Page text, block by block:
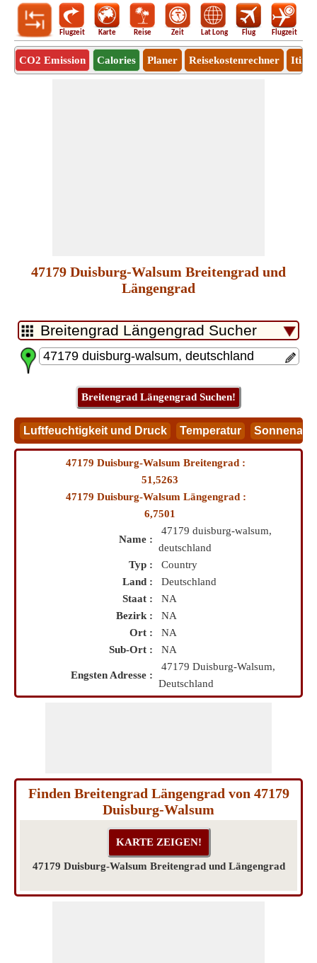
Flugzeit Karte Reise Zeit Lat Long Flug Flugzeit
CO2 Emission Calories Planer Reisekostenrechner
47179 Duisburg-Walsum Breitengrad und
Längengrad
47179 Duisburg-Walsum Breitengrad :
51,5263
47179 Duisburg-Walsum Längengrad :
6,7501
Name :
47179 duisburg-walsum,
deutschland
Typ :
Country
Land :
Deutschland
Staat :
NA
Bezirk :
NA
Ort :
NA
Sub-Ort :
NA
Engsten Adresse :
47179 Duisburg-Walsum,
Deutschland
Finden Breitengrad Längengrad von 47179
Duisburg-Walsum
47179 Duisburg-Walsum Breitengrad und Längengrad